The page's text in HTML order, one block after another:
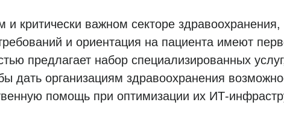
критически важном секторе здравоохранения,
и ориентация на пациента имеют
предлагает набор специализированных
дать организациям здравоохранения
помощь при оптимизации их ИТ-